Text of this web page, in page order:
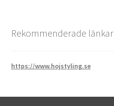
Rekommenderade länkar
https://www.hojstyling.se